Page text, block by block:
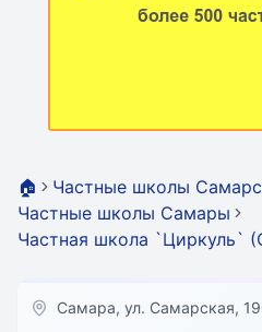
🏠
Частные школы
Частные школы Самары
Частная школа `Циркуль`
Самара, ул. Самарская,